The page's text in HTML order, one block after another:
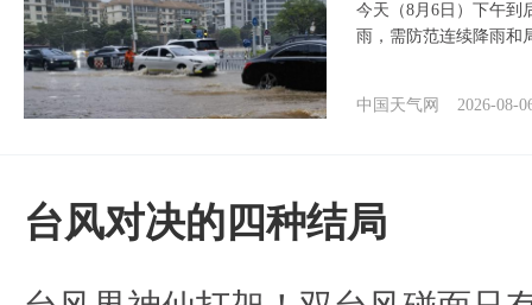
今天（8月6日）下午到
雨，需防范连续降雨和
中国天气网 2026-08-
台风对决的四种结局